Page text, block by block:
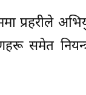
प्रहरीले
समेत